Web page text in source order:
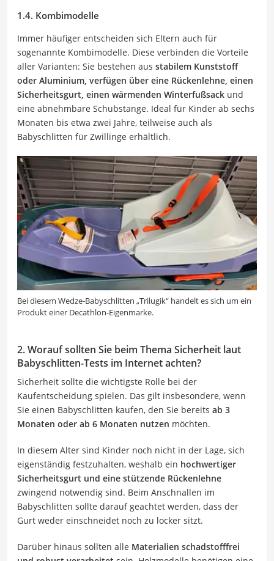
1.4. Kombimodelle
Immer häufiger entscheiden sich Eltern auch für
sogenannte Kombimodelle. Diese verbinden die Vorteile
aller Varianten: Sie bestehen aus stabilem Kunststoff
oder Aluminium, verfügen über eine Rückenlehne, einen
Sicherheitsgurt, einen wärmenden Winterfußsack und
eine abnehmbare Schubstange. Ideal für Kinder ab sechs
Monaten bis etwa zwei Jahre, teilweise auch als
Babyschlitten für Zwillinge erhältlich.
Bei diesem Wedze-Babyschlitten „Trilugik“ handelt es sich um ein
Produkt einer Decathlon-Eigenmarke.
2. Worauf sollten Sie beim Thema Sicherheit laut
Babyschlitten-Tests im Internet achten?
Sicherheit sollte die wichtigste Rolle bei der
Kaufentscheidung spielen. Das gilt insbesondere, wenn
Sie einen Babyschlitten kaufen, den Sie bereits ab 3
Monaten oder ab 6 Monaten nutzen möchten.
In diesem Alter sind Kinder noch nicht in der Lage, sich
eigenständig festzuhalten, weshalb ein hochwertiger
Sicherheitsgurt und eine stützende Rückenlehne
zwingend notwendig sind. Beim Anschnallen im
Babyschlitten sollte darauf geachtet werden, dass der
Gurt weder einschneidet noch zu locker sitzt.
Darüber hinaus sollten alle Materialien schadstofffrei